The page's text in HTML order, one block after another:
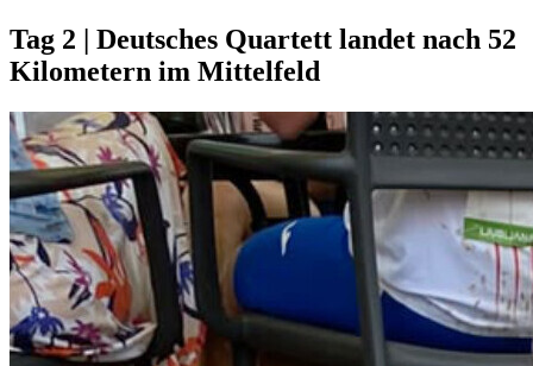
Tag 2 | Deutsches Quartett landet nach 52
Kilometern im Mittelfeld